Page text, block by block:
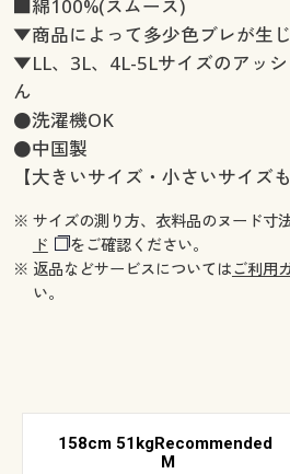
■綿100%(スムース)
▼商品によって多少色ブレが生
▼LL、3L、4L-5Lサイズのアッ
ん
●洗濯機OK
●中国製
【大きいサイズ・小さいサイズ
※ サイズの測り方、衣料品のヌード寸
ド
をご確認ください。
※ 返品などサービスについてはご利用
い。
158cm 51kgRecommended
M